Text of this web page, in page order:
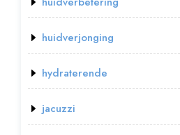
huidverjonging
hydraterende
jacuzzi